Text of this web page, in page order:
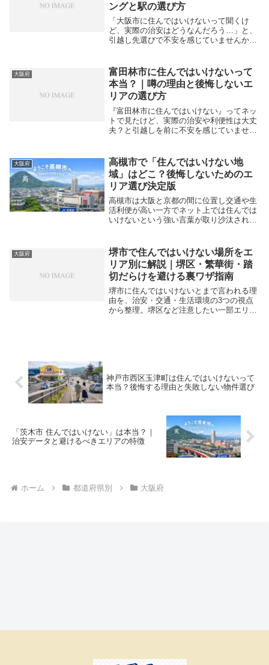
ングと駅の選び方
「大阪市に住んではいけないって聞くけ
ど、実際の治安はどうなんだろう…」と、
引越し先選びで不安を感じていませんか？
暮らしでは避けたほうが無難なエリアが明
確に存在します...
大阪府
富田林市に住んではいけないって
本当？｜噂の理由と後悔しないエ
リアの選び方
『富田林市に住んではいけない』ってネッ
トで見たけど、実際の治安や利便性は大丈
夫？と引越しを前に不安を感じていません
適なエリアを見極める具体的な選び方を解
説します。富...
大阪府
高槻市で「住んではいけない地
域」はどこ？後悔しないためのエ
リア選び決定版
高槻市は大阪と京都の間に位置し交通や生
活利便が高い一方でネット上では住んでは
いけないという強い言葉が取り沙汰される
子育てや資産性まで横断的にチェックでき
るように解説...
大阪府
堺市で住んではいけない場所をエ
リア別に解説｜堺区・繁華街・踏
切だらけを避ける裏ワザ指南
堺市に住んではいけないとまで言われる理
由を、治安・交通・生活環境の3つの視点
から整理。堺区など注意したい一部エリア
神戸市西区玉津町は住んではいけないって
本当？後悔する理由と失敗しない物件選び
「茨木市 住んではいけない」は本当？｜
治安データと避けるべきエリアの特徴
ホーム 都道府県別 大阪府